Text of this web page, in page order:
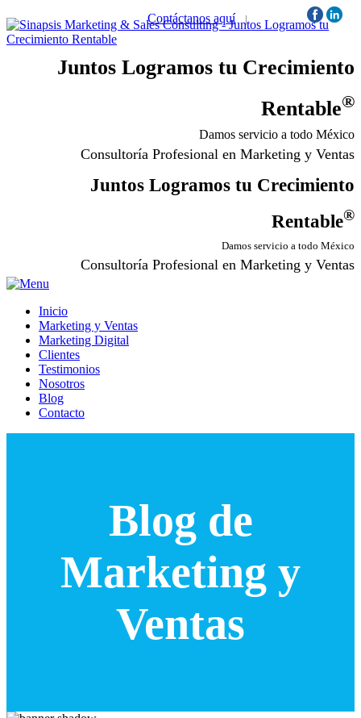
Contáctanos aquí | Síguenos:
Juntos Logramos tu Crecimiento
Rentable®
Damos servicio a todo México
Consultoría Profesional en Marketing y Ventas
Juntos Logramos tu Crecimiento
Rentable®
Damos servicio a todo México
Consultoría Profesional en Marketing y Ventas
Inicio
Marketing y Ventas
Marketing Digital
Clientes
Testimonios
Nosotros
Blog
Contacto
Blog de
Marketing y
Ventas